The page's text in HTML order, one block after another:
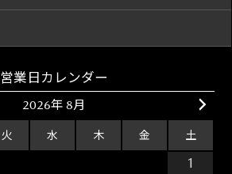
営業日カレンダー
2026年 8月
火 水 木 金 土
1